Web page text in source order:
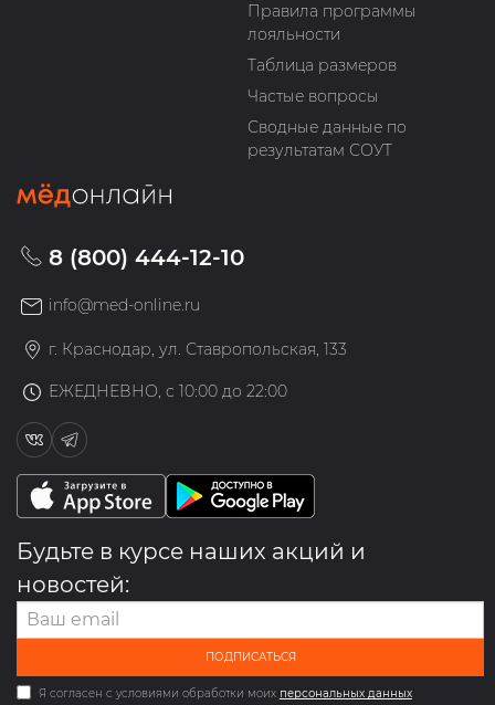
Правила программы
лояльности
Таблица размеров
Частые вопросы
Сводные данные по
результатам СОУТ
8 (800) 444-12-10
info@med-online.ru
г. Краснодар, ул. Ставропольская, 133
ЕЖЕДНЕВНО, с 10:00 до 22:00
Будьте в курсе наших акций и
новостей:
ПОДПИСАТЬСЯ
Я согласен с условиями обработки моих персональных данных